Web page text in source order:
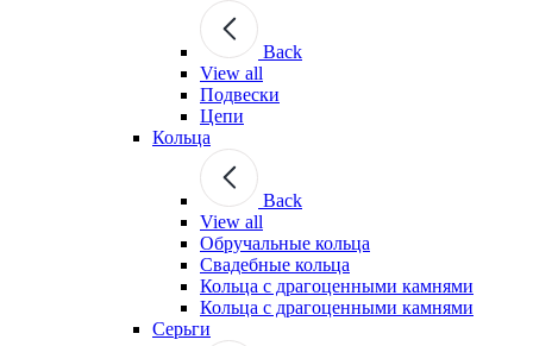
Back
View all
Подвески
Цепи
Кольца
Back
View all
Обручальные кольца
Свадебные кольца
Кольца с драгоценными камнями
Кольца с драгоценными камнями
Серьги